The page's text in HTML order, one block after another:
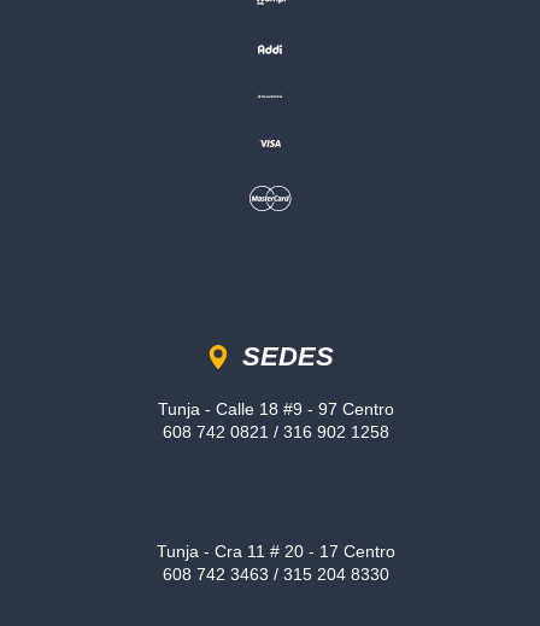
SEDES
Tunja - Calle 18 #9 - 97 Centro
608 742 0821 / 316 902 1258
Tunja - Cra 11 # 20 - 17 Centro
608 742 3463 / 315 204 8330